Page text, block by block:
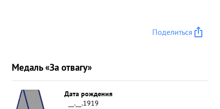
Поделиться
Медаль «За отвагу»
Дата рождения
__.__.1919